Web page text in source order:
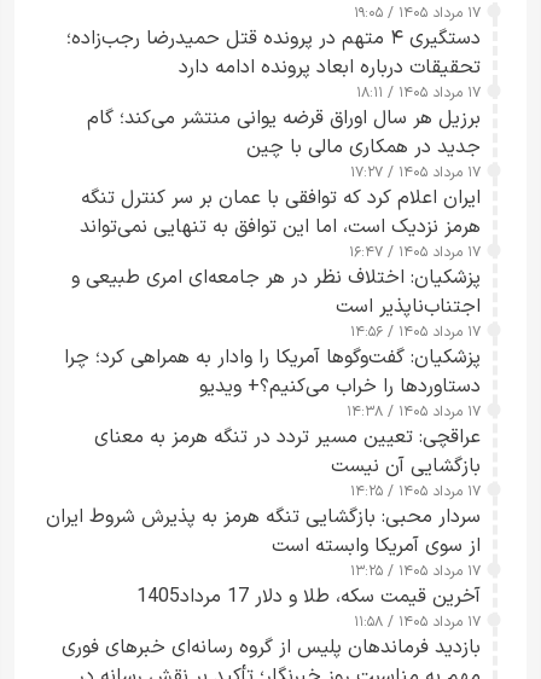
۱۷ مرداد ۱۴۰۵ / ۱۹:۰۵
دستگیری ۴ متهم در پرونده قتل حمیدرضا رجب‌زاده؛
تحقیقات درباره ابعاد پرونده ادامه دارد
۱۷ مرداد ۱۴۰۵ / ۱۸:۱۱
برزیل هر سال اوراق قرضه یوانی منتشر می‌کند؛ گام
جدید در همکاری مالی با چین
۱۷ مرداد ۱۴۰۵ / ۱۷:۲۷
ایران اعلام کرد که توافقی با عمان بر سر کنترل تنگه
هرمز نزدیک است، اما این توافق به تنهایی نمی‌تواند
آبراه را آزاد کند
۱۷ مرداد ۱۴۰۵ / ۱۶:۴۷
پزشکیان: اختلاف نظر در هر جامعه‌ای امری طبیعی و
اجتناب‌ناپذیر است
۱۷ مرداد ۱۴۰۵ / ۱۴:۵۶
پزشکیان: گفت‌وگوها آمریکا را وادار به همراهی کرد؛ چرا
دستاوردها را خراب می‌کنیم؟+ ویدیو
۱۷ مرداد ۱۴۰۵ / ۱۴:۳۸
عراقچی: تعیین مسیر تردد در تنگه هرمز به معنای
بازگشایی آن نیست
۱۷ مرداد ۱۴۰۵ / ۱۴:۲۵
سردار محبی: بازگشایی تنگه هرمز به پذیرش شروط ایران
از سوی آمریکا وابسته است
۱۷ مرداد ۱۴۰۵ / ۱۳:۲۵
آخرین قیمت سکه، طلا و دلار 17 مرداد1405
۱۷ مرداد ۱۴۰۵ / ۱۱:۵۸
بازدید فرماندهان پلیس از گروه رسانه‌ای خبرهای فوری